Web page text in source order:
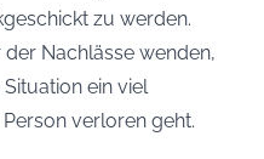
zu werden.
Nachlässe wenden,
ein viel
verloren geht.